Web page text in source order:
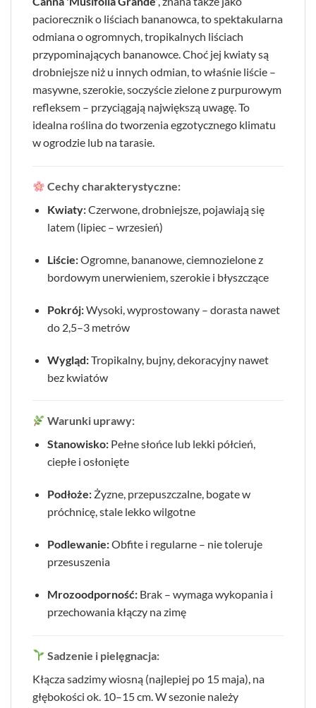
paciorecznik o liściach bananowca, to spektakularna
odmiana o ogromnych, tropikalnych liściach
przypominających bananowce. Choć jej kwiaty są
drobniejsze niż u innych odmian, to właśnie liście –
masywne, szerokie, soczyście zielone z purpurowym
refleksem – przyciągają największą uwagę. To
idealna roślina do tworzenia egzotycznego klimatu
w ogrodzie lub na tarasie.
Cechy charakterystyczne:
Kwiaty:Czerwone, drobniejsze, pojawiają się
latem (lipiec – wrzesień)
Liście:Ogromne, bananowe, ciemnozielone z
bordowym unerwieniem, szerokie i błyszczące
Pokrój:Wysoki, wyprostowany – dorasta nawet
do 2,5–3 metrów
Wygląd:Tropikalny, bujny, dekoracyjny nawet
bez kwiatów
Warunki uprawy:
Stanowisko:Pełne słońce lub lekki półcień,
ciepłe i osłonięte
Podłoże:Żyzne, przepuszczalne, bogate w
próchnicę, stale lekko wilgotne
Podlewanie:Obfite i regularne – nie toleruje
przesuszenia
Mrozoodporność:Brak – wymaga wykopania i
przechowania kłączy na zimę
Sadzenie i pielęgnacja:
Kłącza sadzimy wiosną (najlepiej po 15 maja), na
głębokości ok. 10–15 cm. W sezonie należy